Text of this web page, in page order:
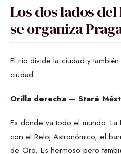
Los dos lados
se organiza
El río divide la ciudad y
ciudad.
Orilla derecha — Staré
Es donde va todo el mundo.
con el Reloj Astronómico, el
de Oro. Es hermoso pero